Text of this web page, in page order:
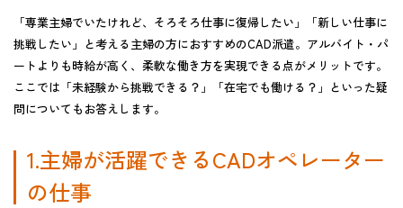
「専業主婦でいたけれど、そろそろ仕事に復帰したい」「新しい仕事に
挑戦したい」と考える主婦の方におすすめのCAD派遣。アルバイト・パ
ートよりも時給が高く、柔軟な働き方を実現できる点がメリットです。
ここでは「未経験から挑戦できる？」「在宅でも働ける？」といった疑
問についてもお答えします。
1.主婦が活躍できるCADオペレーター
の仕事